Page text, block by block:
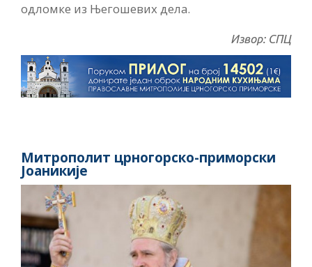
одломке из Његошевих дела.
Извор: СПЦ
Митрополит црногорско-приморски
Јоаникије